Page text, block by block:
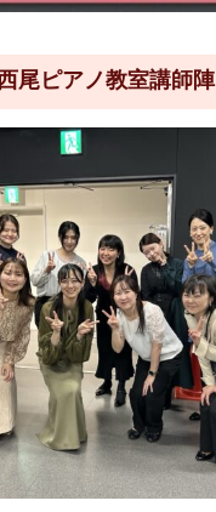
西尾ピアノ教室講師陣